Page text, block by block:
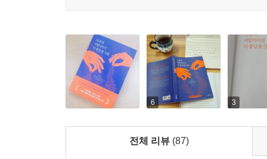
감정과 생각의 파도가 우리에게 유용한 신호나
배워야 한다. 내려놓음이란 부정적인 생각이나
감정처럼 불필요한 것을 버리고 정말 소중한
소개한다.
수 있다. 그리고 유한한 삶을 감사하며 살아갈
6 3
전체 리뷰 (87)